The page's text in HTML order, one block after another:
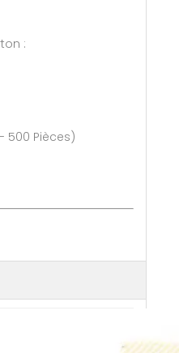
par carton :
en œuvre:
Pièces)